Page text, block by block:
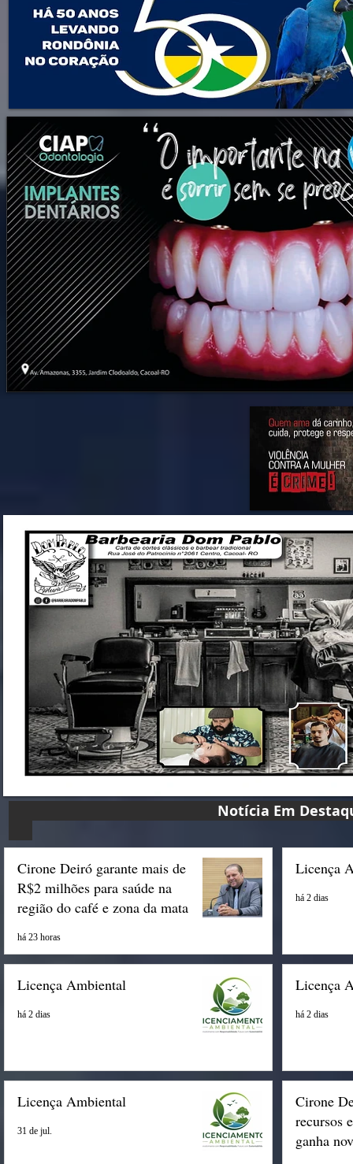
Notícia Em
Cirone Deiró garante mais de
R$2 milhões para saúde na
região do café e zona da mata
há 23 horas
Licença
há 2 dias
Licença Ambiental
há 2 dias
Licença
há 2 dias
Licença Ambiental
31 de jul.
Cirone
recursos
ganha